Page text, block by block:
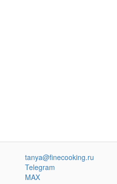
tanya@finecooking.ru
Telegram
MAX